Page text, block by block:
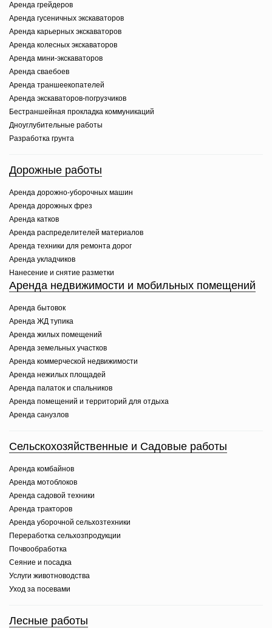
Аренда грейдеров
Аренда гусеничных экскаваторов
Аренда карьерных экскаваторов
Аренда колесных экскаваторов
Аренда мини-экскаваторов
Аренда сваебоев
Аренда траншеекопателей
Аренда экскаваторов-погрузчиков
Бестраншейная прокладка коммуникаций
Дноуглубительные работы
Разработка грунта
Дорожные работы
Аренда дорожно-уборочных машин
Аренда дорожных фрез
Аренда катков
Аренда распределителей материалов
Аренда техники для ремонта дорог
Аренда укладчиков
Нанесение и снятие разметки
Аренда недвижимости и мобильных помещений
Аренда бытовок
Аренда ЖД тупика
Аренда жилых помещений
Аренда земельных участков
Аренда коммерческой недвижимости
Аренда нежилых площадей
Аренда палаток и спальников
Аренда помещений и территорий для отдыха
Аренда санузлов
Сельскохозяйственные и Садовые работы
Аренда комбайнов
Аренда мотоблоков
Аренда садовой техники
Аренда тракторов
Аренда уборочной сельхозтехники
Переработка сельхозпродукции
Почвообработка
Сеяние и посадка
Услуги животноводства
Уход за посевами
Лесные работы